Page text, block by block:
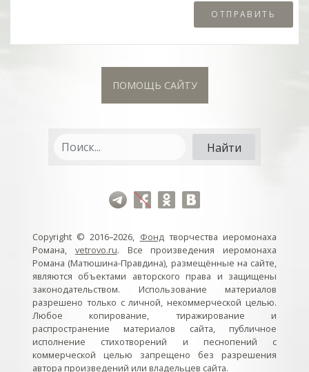
ПОМОЩЬ САЙТУ
Copyright © 2016–2026, Фондтворчества иеромонаха
Романа, vetrovo.ru. Все произведения иеромонаха
Романа (Матюшина-Правдина), размещённые на сайте,
являются объектами авторского права и защищены
законодательством. Использование материалов
разрешено только с личной, некоммерческой целью.
Любое копирование, тиражирование и
распространение материалов сайта, публичное
исполнение стихотворений и песнопений с
коммерческой целью запрещено без разрешения
автора произведений или владельцев сайта.